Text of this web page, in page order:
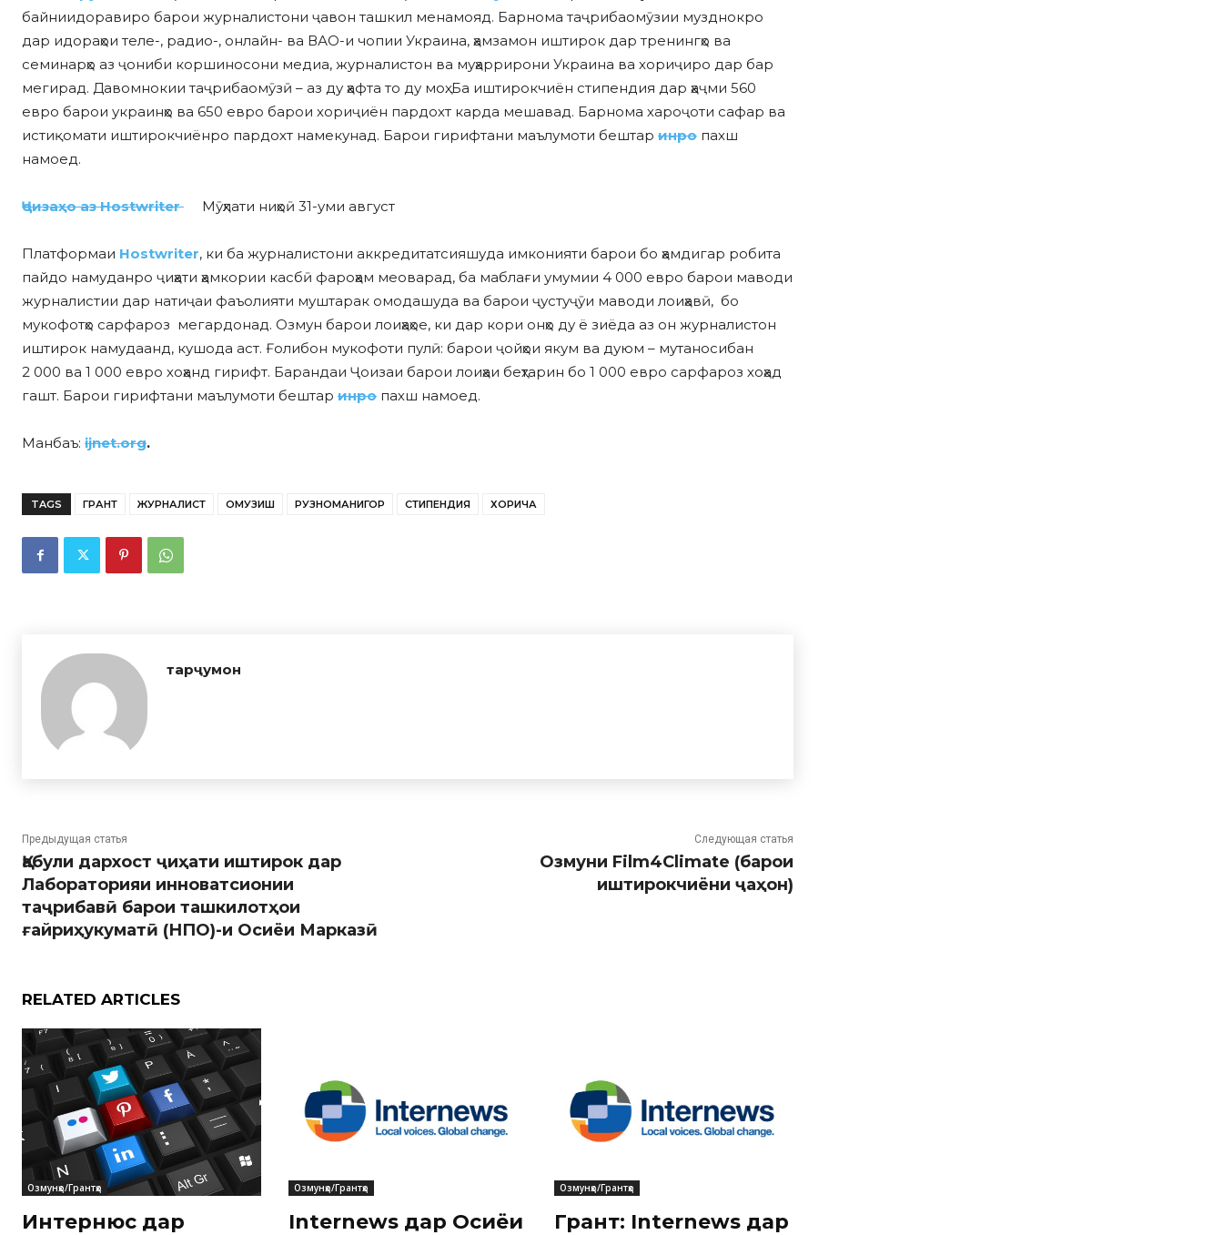
байниидоравиро барои журналистони ҷавон ташкил менамояд. Барнома таҷрибаомӯзии музднокро
дар идораҳои теле-, радио-, онлайн- ва ВАО-и чопии Украина, ҳамзамон иштирок дар тренингҳо ва
семинарҳо аз ҷониби коршиносони медиа, журналистон ва муҳаррирони Украина ва хориҷиро дар бар
мегирад. Давомнокии таҷрибаомӯзӣ – аз ду ҳафта то ду моҳ. Ба иштирокчиён стипендия дар ҳаҷми 560
евро барои украинҳо ва 650 евро барои хориҷиён пардохт карда мешавад. Барнома хароҷоти сафар ва
истиқомати иштирокчиёнро пардохт намекунад. Барои гирифтани маълумоти бештар инро пахш
намоед.
Ҷоизаҳо аз Hostwriter Мӯҳлати ниҳоӣ 31-уми август
Платформаи Hostwriter, ки ба журналистони аккредитатсияшуда имконияти барои бо ҳамдигар робита
пайдо намуданро ҷиҳати ҳамкории касбӣ фароҳам меоварад, ба маблағи умумии 4 000 евро барои маводи
журналистии дар натиҷаи фаъолияти муштарак омодашуда ва барои ҷустуҷӯи маводи лоиҳавӣ, бо
мукофотҳо сарфароз мегардонад. Озмун барои лоиҳаҳое, ки дар кори онҳо ду ё зиёда аз он журналистон
иштирок намудаанд, кушода аст. Ғолибон мукофоти пулӣ: барои ҷойҳои якум ва дуюм – мутаносибан
2 000 ва 1 000 евро хоҳанд гирифт. Барандаи Ҷоизаи барои лоиҳаи беҳтарин бо 1 000 евро сарфароз хоҳад
гашт. Барои гирифтани маълумоти бештар инро пахш намоед.
Манбаъ: ijnet.org.
TAGS ГРАНТ ЖУРНАЛИСТ ОМУЗИШ РУЗНОМАНИГОР СТИПЕНДИЯ ХОРИЧА
тарҷумон
Предыдущая статья
Қабули дархост ҷиҳати иштирок дар
Лабораторияи инноватсионии
таҷрибавӣ барои ташкилотҳои
ғайриҳукуматӣ (НПО)-и Осиёи Марказӣ
Следующая статья
Озмуни Film4Climate (барои
иштирокчиёни ҷаҳон)
RELATED ARTICLES
Озмунҳо/Грантҳо
Интернюс дар
Озмунҳо/Грантҳо
Internews дар Осиёи
Озмунҳо/Грантҳо
Грант: Internews дар